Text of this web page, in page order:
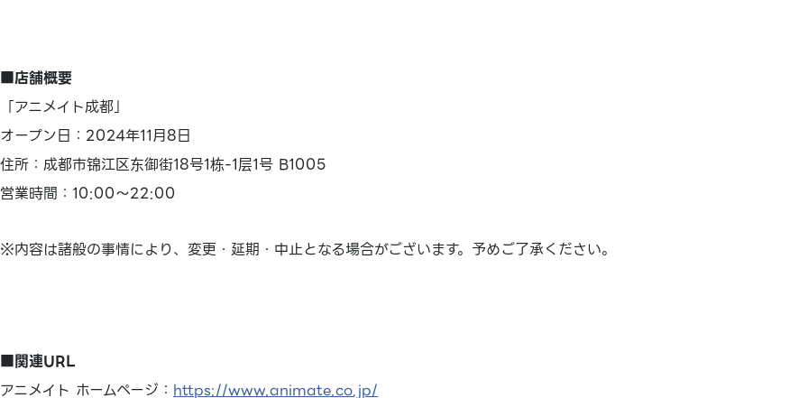
■店舗概要
「アニメイト成都」
オープン日：2024年11月8日
住所：成都市锦江区东御街18号1栋-1层1号 B1005
営業時間：10:00～22:00
※内容は諸般の事情により、変更・延期・中止となる場合がございます。予めご了承ください。
■関連URL
アニメイト ホームページ： https://www.animate.co.jp/